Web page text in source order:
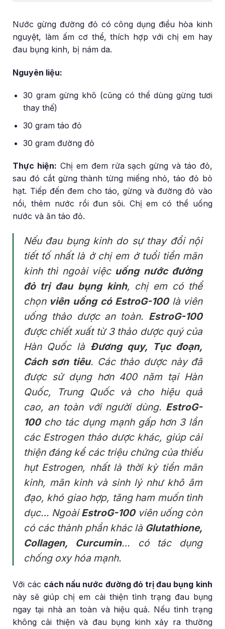
Nước gừng đường đỏ có công dụng điều hòa kinh
nguyệt, làm ấm cơ thể, thích hợp với chị em hay
đau bụng kinh, bị nám da.
Nguyên liệu:
30 gram gừng khô (cũng có thể dùng gừng tươi
thay thế)
30 gram táo đỏ
30 gram đường đỏ
Thực hiện: Chị em đem rửa sạch gừng và táo đỏ,
sau đó cắt gừng thành từng miếng nhỏ, táo đỏ bỏ
hạt. Tiếp đến đem cho táo, gừng và đường đỏ vào
nồi, thêm nước rồi đun sôi. Chị em có thể uống
nước và ăn táo đỏ.
Nếu đau bụng kinh do sự thay đổi nội
tiết tố nhất là ở chị em ở tuổi tiền mãn
kinh thì ngoài việc uống nước đường
đỏ trị đau bụng kinh, chị em có thể
chọn viên uống có EstroG-100là viên
uống thảo dược an toàn. EstroG-100
được chiết xuất từ 3 thảo dược quý của
Hàn Quốc là Đương quy, Tục đoạn,
Cách sơn tiêu. Các thảo dược này đã
được sử dụng hơn 400 năm tại Hàn
Quốc, Trung Quốc và cho hiệu quả
cao, an toàn với người dùng. EstroG-
100cho tác dụng mạnh gấp hơn 3 lần
các Estrogen thảo dược khác, giúp cải
thiện đáng kể các triệu chứng của thiếu
hụt Estrogen, nhất là thời kỳ tiền mãn
kinh, mãn kinh và sinh lý như khô âm
đạo, khó giao hợp, tăng ham muốn tình
dục… NgoàiEstroG-100viên uống còn
có các thành phần khác là Glutathione,
Collagen, Curcumin… có tác dụng
chống oxy hóa mạnh.
Với các cách nấu nước đường đỏ trị đau bụng kinh
này sẽ giúp chị em cải thiện tình trạng đau bụng
ngay tại nhà an toàn và hiệu quả. Nếu tình trạng
không cải thiện và đau bụng kinh xảy ra thường